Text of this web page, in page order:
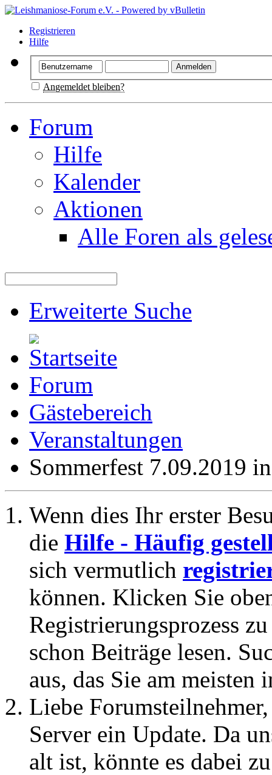
Registrieren
Hilfe
Angemeldet bleiben?
Forum
Hilfe
Kalender
Aktionen
Alle Foren als
Erweiterte Suche
Forum
Gästebereich
Veranstaltungen
Sommerfest 7.09.2019
Wenn dies Ihr erster
die Hilfe - Häufig
sich vermutlich
können. Klicken Sie
Registrierungsprozess
schon Beiträge lesen.
aus, das Sie am meisten
Liebe
Server ein Update. Da
alt ist, könnte es dabei